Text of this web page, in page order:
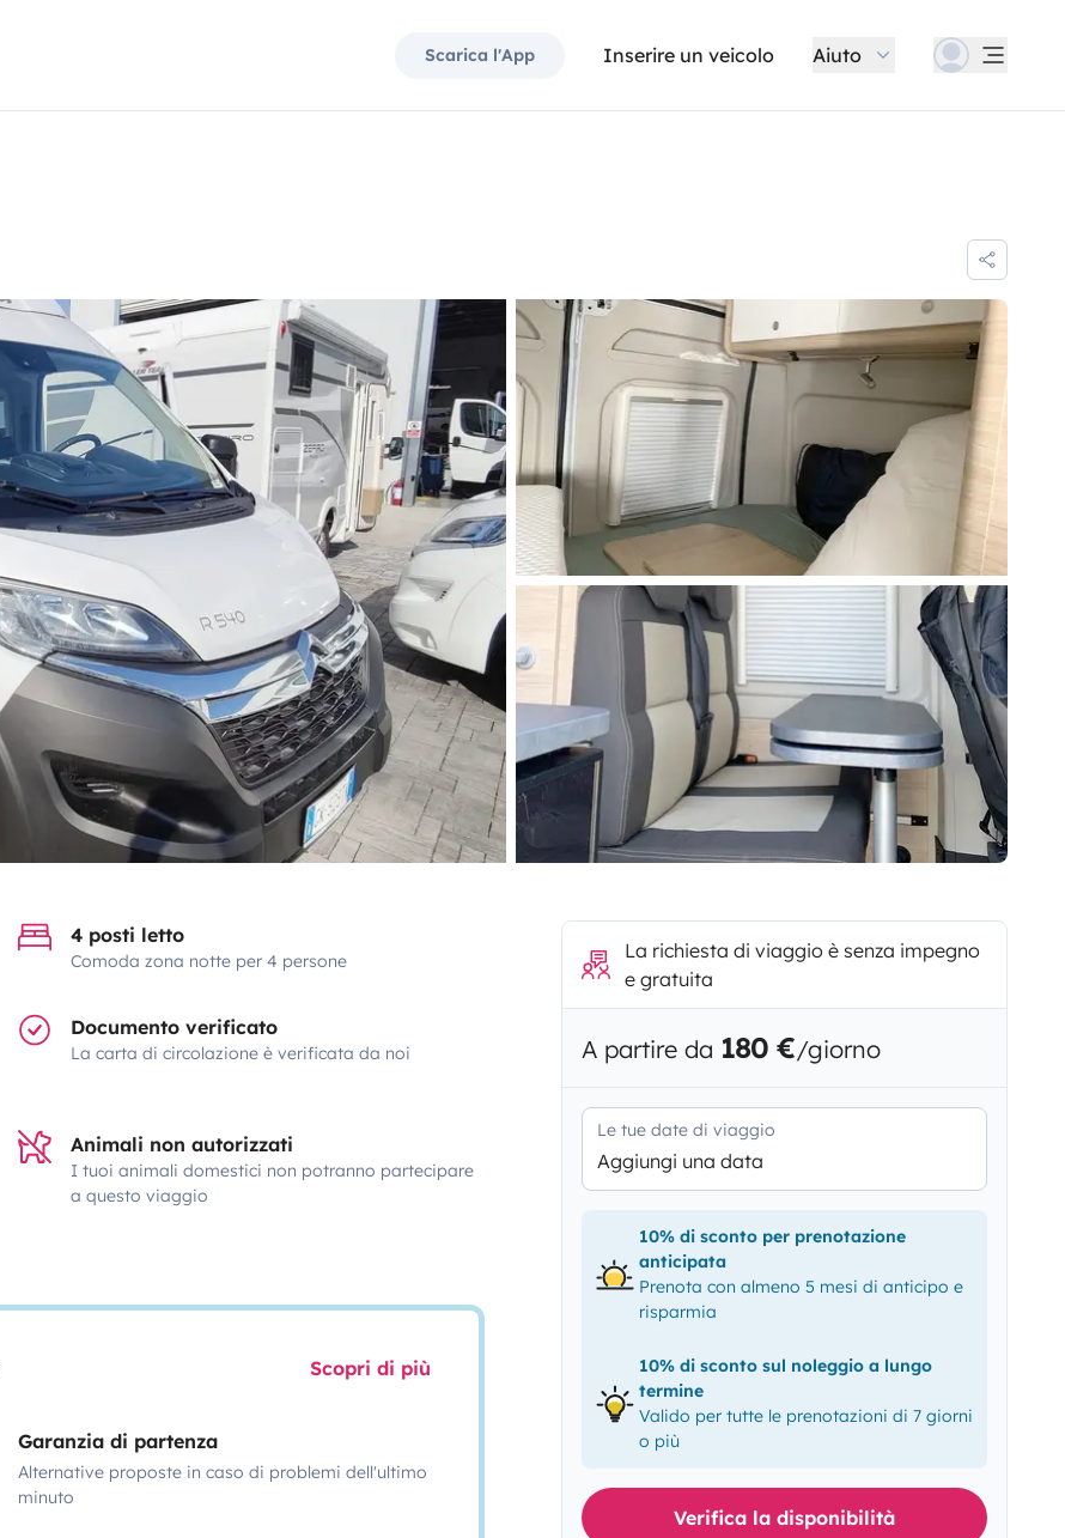
Scarica l'App Inserire un veicolo Aiuto
4 posti letto
Comoda zona notte per 4 persone
Documento verificato
La carta di circolazione è verificata da noi
Animali non autorizzati
I tuoi animali domestici non potranno partecipare
a questo viaggio
Scopri di più
Garanzia di partenza
Alternative proposte in caso di problemi dell'ultimo
minuto
La richiesta di viaggio è senza impegno
e gratuita
A partire da 180 €/giorno
Le tue date di viaggio
Aggiungi una data
10% di sconto per prenotazione
anticipata
Prenota con almeno 5 mesi di anticipo e
risparmia
10% di sconto sul noleggio a lungo
termine
Valido per tutte le prenotazioni di 7 giorni
o più
Verifica la disponibilità